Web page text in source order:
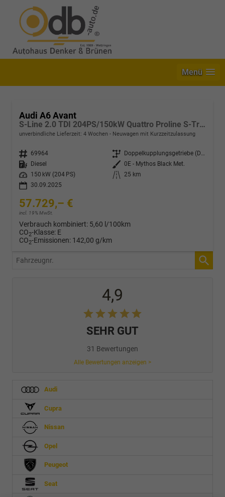
Menü
Audi A6 Avant
S-Line 2.0 TDI 204PS/150kW Quattro Proline S-Tronic 2026 +19" LM +AHK +Ambiente Paket +S-Sportfarhwerk +STH
unverbindliche Lieferzeit: 4 Wochen Neuwagen mit Kurzzeitzulassung
Fahrzeugnr. 69964 Getriebe
Doppelkupplungsgetriebe (DSG)
Kraftstoff
Diesel Außenfarbe 0E - Mythos Black Met.
Leistung
150 kW (204 PS) Kilometerstand
25 km
30.09.2025
57.729,– €
incl. 19% MwSt.
Verbrauch kombiniert: 5,60 l/100km
CO2-Klasse: E
CO2-Emissionen: 142,00 g/km
Fahrzeugnr.
4,9
SEHR GUT
31 Bewertungen
Alle Bewertungen anzeigen >
Audi
Cupra
Nissan
Opel
Peugeot
Seat